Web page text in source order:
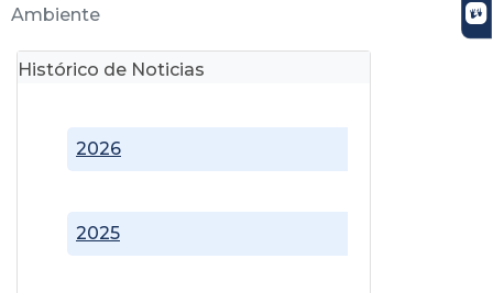
Ambiente
Histórico de Noticias
2025
2026